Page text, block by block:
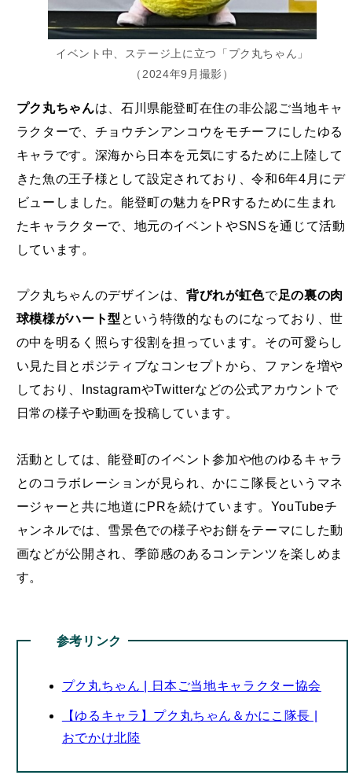
イベント中、ステージ上に立つ「プク丸ちゃん」
（2024年9月撮影）
プク丸ちゃんは、石川県能登町在住の非公認ご当地キャ
ラクターで、チョウチンアンコウをモチーフにしたゆる
キャラです。深海から日本を元気にするために上陸して
きた魚の王子様として設定されており、令和6年4月にデ
ビューしました。能登町の魅力をPRするために生まれ
たキャラクターで、地元のイベントやSNSを通じて活動
しています。
プク丸ちゃんのデザインは、背びれが虹色で足の裏の肉
球模様がハート型 という特徴的なものになっており、世
の中を明るく照らす役割を担っています。その可愛らし
い見た目とポジティブなコンセプトから、ファンを増や
しており、InstagramやTwitterなどの公式アカウントで
日常の様子や動画を投稿しています。
活動としては、能登町のイベント参加や他のゆるキャラ
とのコラボレーションが見られ、かにこ隊長というマネ
ージャーと共に地道にPRを続けています。YouTubeチ
ャンネルでは、雪景色での様子やお餅をテーマにした動
画などが公開され、季節感のあるコンテンツを楽しめま
す。
参考リンク
プク丸ちゃん | 日本ご当地キャラクター協会
【ゆるキャラ】プク丸ちゃん＆かにこ隊長 |
おでかけ北陸